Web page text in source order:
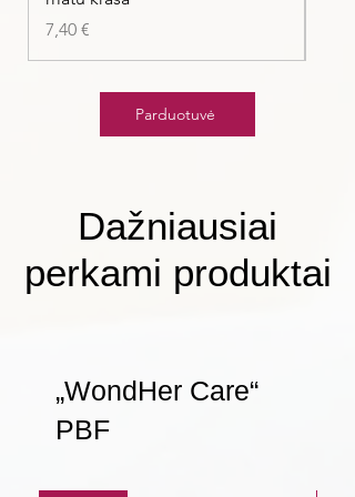
Kaina
7,40 €
Parduotuvė
Dažniausiai
perkami produktai
„WondHer Care“
PBF